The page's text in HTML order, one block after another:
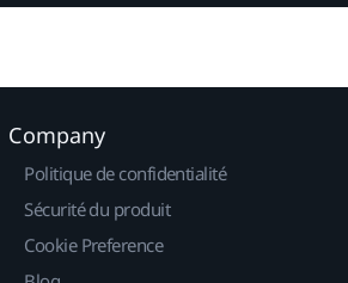
Company
Politique de confidentialité
Sécurité du produit
Cookie Preference